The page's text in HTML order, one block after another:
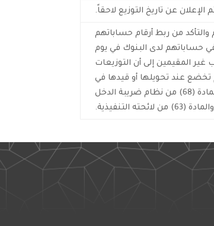
الإعلان عن تاريخ التوزيع لاحقاً.
من ربط أرقام حساباتهم
حساباتهم لدى البنوك في يوم
غير المقيمين إلى أن التوزيعات
تخضع عند تحويلها أو قيدها في
حسابه البنكي لضريبة الإستقطاع بنسبة 5% طبقاً لأحكام المادة (68) من نظام ضريبة الدخل
والمادة (63) من لائحته التنفيذية.